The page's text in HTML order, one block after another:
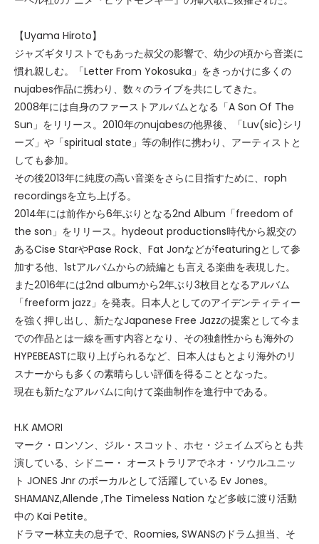
【Uyama Hiroto】
ジャズギタリストでもあった叔父の影響で、幼少の頃から音楽に
慣れ親しむ。「Letter From Yokosuka」をきっかけに多くの
nujabes作品に携わり、数々のライブを共にしてきた。
2008年には自身のファーストアルバムとなる「A Son Of The
Sun」をリリース。2010年のnujabesの他界後、「Luv(sic)シリ
ーズ」や「spiritual state」等の制作に携わり、アーティストと
しても参加。
その後2013年に純度の高い音楽をさらに目指すために、roph
recordingsを立ち上げる。
2014年には前作から6年ぶりとなる2nd Album「freedom of
the son」をリリース。hydeout productions時代から親交の
あるCise StarやPase Rock、Fat Jonなどがfeaturingとして参
加する他、1stアルバムからの続編とも言える楽曲を表現した。
また2016年には2nd albumから2年ぶり3枚目となるアルバム
「freeform jazz」を発表。日本人としてのアイデンティティー
を強く押し出し、新たなJapanese Free Jazzの提案として今ま
での作品とは一線を画す内容となり、その独創性からも海外の
HYPEBEASTに取り上げられるなど、日本人はもとより海外のリ
スナーからも多くの素晴らしい評価を得ることとなった。
現在も新たなアルバムに向けて楽曲制作を進行中である。
H.K AMORI
マーク・ロンソン、ジル・スコット、ホセ・ジェイムズらとも共
演している、シドニー・ オーストラリアでネオ・ソウルユニッ
ト JONES Jnr のボーカルとして活躍している Ev Jones。
SHAMANZ,Allende ,The Timeless Nation など多岐に渡り活動
中の Kai Petite。
ドラマー林立夫の息子で、Roomies, SWANSのドラム担当、そ